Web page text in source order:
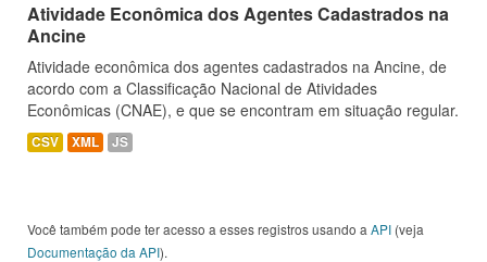
Atividade Econômica dos Agentes Cadastrados na
Ancine
Atividade econômica dos agentes cadastrados na Ancine, de
acordo com a Classificação Nacional de Atividades
Econômicas (CNAE), e que se encontram em situação regular.
CSV XML JS
Você também pode ter acesso a esses registros usando a API (veja
Documentação da API).